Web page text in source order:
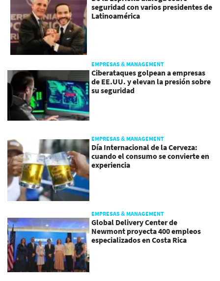
seguridad con varios presidentes de
Latinoamérica
EMPRESAS & MANAGEMENT
Ciberataques golpean a empresas
de EE.UU. y elevan la presión sobre
su seguridad
EMPRESAS & MANAGEMENT
Día Internacional de la Cerveza:
cuando el consumo se convierte en
experiencia
EMPRESAS & MANAGEMENT
Global Delivery Center de
Newmont proyecta 400 empleos
especializados en Costa Rica